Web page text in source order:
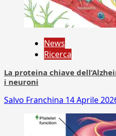
News
Ricerca
La proteina chiave
i neuroni
Salvo Franchina 14 Aprile